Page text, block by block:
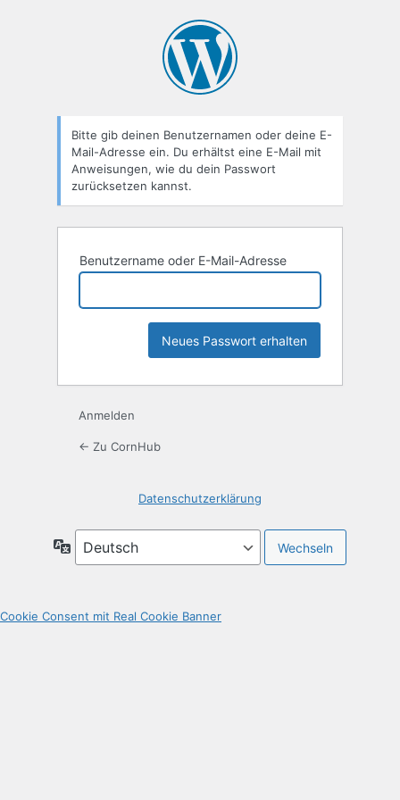
Bitte gib deinen Benutzernamen oder deine E-
Mail-Adresse ein. Du erhältst eine E-Mail mit
Anweisungen, wie du dein Passwort
zurücksetzen kannst.
Benutzername oder E-Mail-Adresse
Anmelden
← Zu CornHub
Datenschutzerklärung
Sprache
Cookie Consent mit Real Cookie Banner